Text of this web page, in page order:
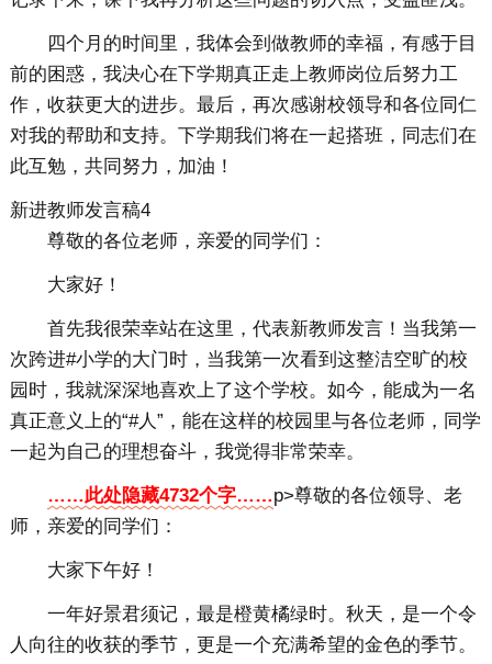
四个月的时间里，我体会到做教师的幸福，有感于目
前的困惑，我决心在下学期真正走上教师岗位后努力工
作，收获更大的进步。最后，再次感谢校领导和各位同仁
对我的帮助和支持。下学期我们将在一起搭班，同志们在
此互勉，共同努力，加油！
新进教师发言稿4
尊敬的各位老师，亲爱的同学们：
大家好！
首先我很荣幸站在这里，代表新教师发言！当我第一
次跨进#小学的大门时，当我第一次看到这整洁空旷的校
园时，我就深深地喜欢上了这个学校。如今，能成为一名
真正意义上的“#人”，能在这样的校园里与各位老师，同学
一起为自己的理想奋斗，我觉得非常荣幸。
……此处隐藏4732个字……p>尊敬的各位领导、老
师，亲爱的同学们：
大家下午好！
一年好景君须记，最是橙黄橘绿时。秋天，是一个令
人向往的收获的季节，更是一个充满希望的金色的季节。